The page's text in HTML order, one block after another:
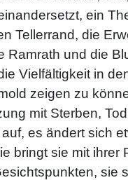
ein
Tellerrand, die
Ramrath und die
Vielfältigkeit in
zeigen zu
mit Sterben,
es ändert sich
bringt sie mit
sie